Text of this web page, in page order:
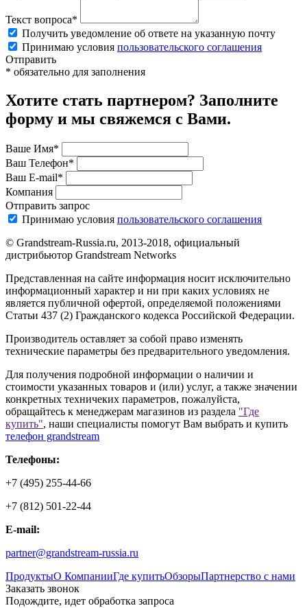
Текст вопроса*
Получить уведомление об ответе на указанную почту
Принимаю условия пользовательского соглашения
Отправить
* обязательно для заполнения
Хотите стать партнером? Заполните
форму и мы свяжемся с Вами.
Ваше Имя*
Ваш Телефон*
Ваш E-mail*
Компания
Отправить запрос
Принимаю условия пользовательского соглашения
© Grandstream-Russia.ru, 2013-2018, официальный
дистрибьютор Grandstream Networks
Представленная на сайте информация носит исключительно
информационный характер и ни при каких условиях не
является публичной офертой, определяемой положениями
Статьи 437 (2) Гражданского кодекса Российской Федерации.
Производитель оставляет за собой право изменять
технические параметры без предварительного уведомления.
Для получения подробной информации о наличии и
стоимости указанных товаров и (или) услуг, а также значении
конкретных техничеких параметров, пожалуйста,
обращайтесь к менеджерам магазинов из раздела "Где
купить", наши специалисты помогут Вам выбрать и купить
телефон grandstream
Телефоны:
+7 (495) 255-44-66
+7 (812) 501-22-44
E-mail:
partner@grandstream-russia.ru
ПродуктыО КомпанииГде купитьОбзорыПартнерство с нами
Заказать звонок
Подождите, идет обработка запроса